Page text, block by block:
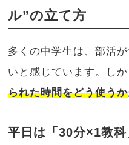
ル”の立て方
多くの中学生は、部活
いと感じています。し
られた時間をどう使うか
平日は「30分×1教